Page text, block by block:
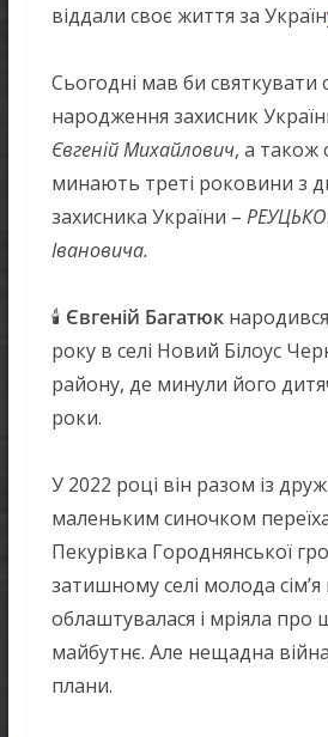
віддали своє життя за
Сьогодні мав би святкувати
народження захисник
Євгеній Михайлович, а також
минають треті роковини з
захисника України –
Івановича.
🕯 Євгеній Багатюк
року в селі Новий Білоус
району, де минули його
роки.
У 2022 році він разом із
маленьким синочком
Пекурівка Городнянської
затишному селі молода
облаштувалася і мріяла про
майбутнє. Але нещадна
плани.